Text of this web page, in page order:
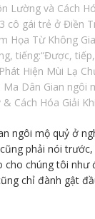
Lường và Cách
cô gái trẻ ở Điền
Họa Từ Không
, tiếng:“Được, tiếp,
Hiện Mùi Lạ
Ma Dân Gian ngôi
Cách Hóa Giải
ngôi mộ quỷ ở
phải nói
cho chúng tôi
chỉ đành gật